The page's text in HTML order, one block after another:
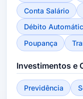
Conta Salário
Débito
Poupança
Investimentos e
Previdência